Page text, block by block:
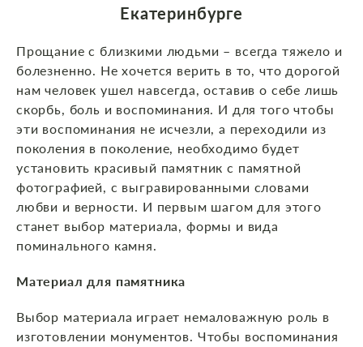
Екатеринбурге
Прощание с близкими людьми – всегда тяжело и
болезненно. Не хочется верить в то, что дорогой
нам человек ушел навсегда, оставив о себе лишь
скорбь, боль и воспоминания. И для того чтобы
эти воспоминания не исчезли, а переходили из
поколения в поколение, необходимо будет
установить красивый памятник с памятной
фотографией, с выгравированными словами
любви и верности. И первым шагом для этого
станет выбор материала, формы и вида
поминального камня.
Материал для памятника
Выбор материала играет немаловажную роль в
изготовлении монументов. Чтобы воспоминания